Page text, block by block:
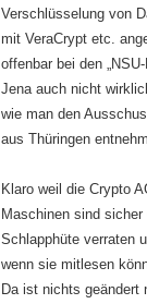
Verschlüsselung von
mit VeraCrypt etc.
offenbar bei den
Jena auch nicht
wie man den
aus Thüringen
Klaro weil die Crypto
Maschinen sind sicher
Schlapphüte verraten
wenn sie mitlesen
Da ist nichts geändert